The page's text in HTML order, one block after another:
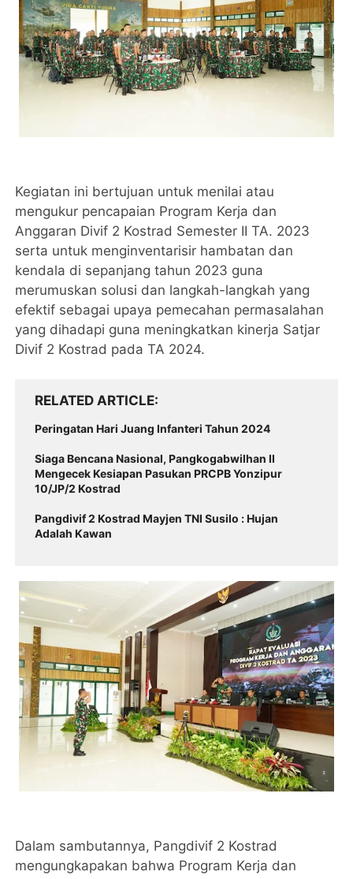
Kegiatan ini bertujuan untuk menilai atau
mengukur pencapaian Program Kerja dan
Anggaran Divif 2 Kostrad Semester II TA. 2023
serta untuk menginventarisir hambatan dan
kendala di sepanjang tahun 2023 guna
merumuskan solusi dan langkah-langkah yang
efektif sebagai upaya pemecahan permasalahan
yang dihadapi guna meningkatkan kinerja Satjar
Divif 2 Kostrad pada TA 2024.
RELATED ARTICLE
Peringatan Hari Juang Infanteri Tahun 2024
Siaga Bencana Nasional, Pangkogabwilhan II
Mengecek Kesiapan Pasukan PRCPB Yonzipur
10/JP/2 Kostrad
Pangdivif 2 Kostrad Mayjen TNI Susilo : Hujan
Adalah Kawan
Dalam sambutannya, Pangdivif 2 Kostrad
mengungkapakan bahwa Program Kerja dan